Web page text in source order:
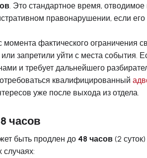
. Это стандартное время,
правонарушении, если
момента фактического ограничения
запретили уйти с места события.
и требует дальнейшего
квалифицированный
уже после выхода из отдела.
часов
быть продлен до 48 часов (2
случаях: